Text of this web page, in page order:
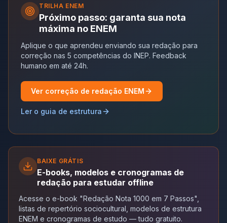
TRILHA ENEM
Próximo passo: garanta sua nota
máxima no ENEM
Aplique o que aprendeu enviando sua redação para
correção nas 5 competências do INEP. Feedback
humano em até 24h.
Ver correção de redação ENEM
Ler o guia de estrutura
BAIXE GRÁTIS
E-books, modelos e cronogramas de
redação para estudar offline
Acesse o e-book "Redação Nota 1000 em 7 Passos",
listas de repertório sociocultural, modelos de estrutura
ENEM e cronogramas de estudo — tudo gratuito.